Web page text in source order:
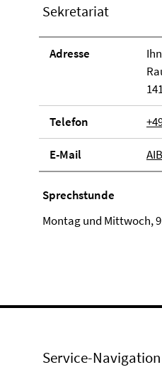
Sekretariat
Adresse
Telefon
E-Mail
Sprechstunde
Montag und Mittwoch,
Service-Navigation